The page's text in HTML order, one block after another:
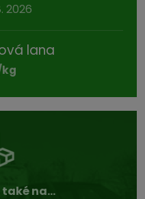
2026
lana
kg
na...